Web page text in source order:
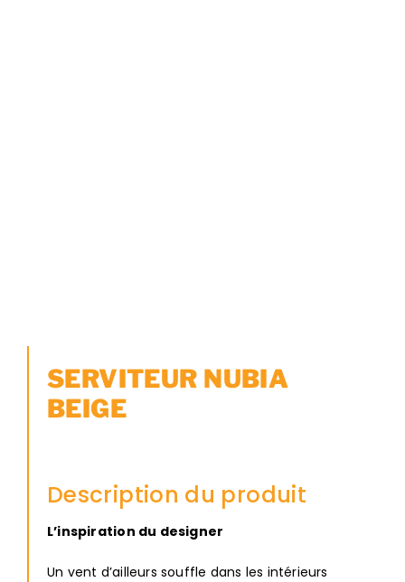
SERVITEUR NUBIA
BEIGE
Description du produit
L’inspiration du designer
Un vent d’ailleurs souffle dans les intérieurs